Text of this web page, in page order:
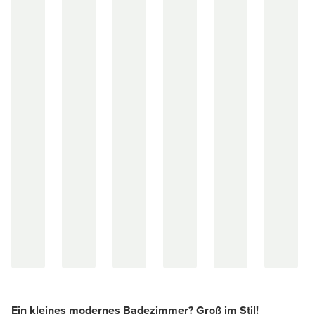
Ein kleines modernes Badezimmer? Groß im Stil!